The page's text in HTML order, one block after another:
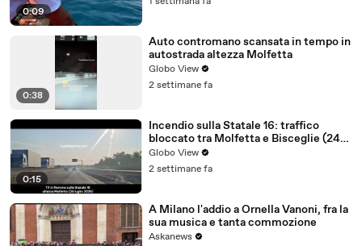
0:09
0:38
Auto contromano scansata in tempo in
autostrada altezza Molfetta
Globo View
2 settimane fa
0:15
Incendio sulla Statale 16: traffico
bloccato tra Molfetta e Bisceglie (24
luglio 2026) - video
Globo View
2 settimane fa
A Milano l'addio a Ornella Vanoni, fra la
sua musica e tanta commozione
Askanews